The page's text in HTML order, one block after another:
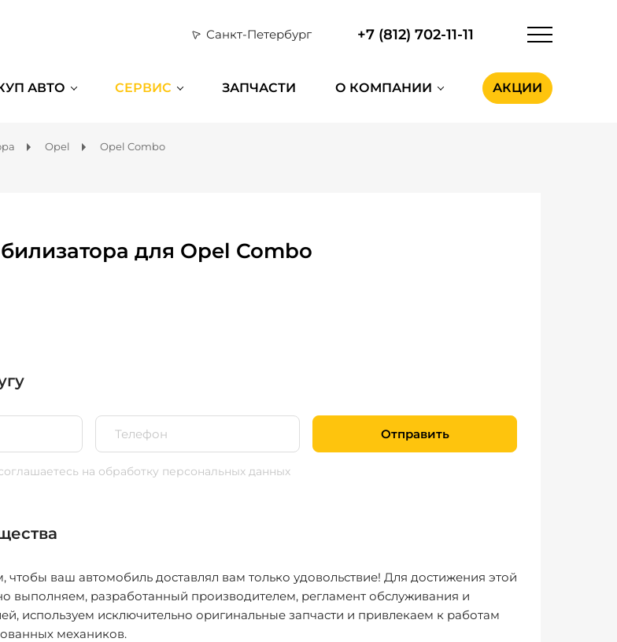
Санкт-Петербург +7 (812) 702-11-11
АВТО СЕРВИС ЗАПЧАСТИ О КОМПАНИИ АКЦИИ
Opel Opel Combo
для Opel Combo
Отправить
на обработку персональных данных
чтобы ваш автомобиль доставлял вам только удовольствие! Для достижения этой
выполняем, разработанный производителем, регламент обслуживания и
используем исключительно оригинальные запчасти и привлекаем к работам
механиков.